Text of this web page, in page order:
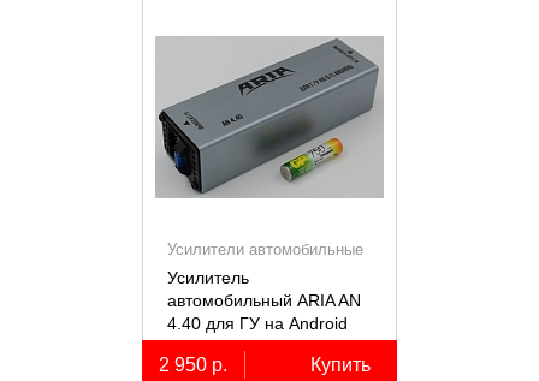
Усилители автомобильные
Усилитель
автомобильный ARIA AN
4.40 для ГУ на Android
2 950 р. Купить